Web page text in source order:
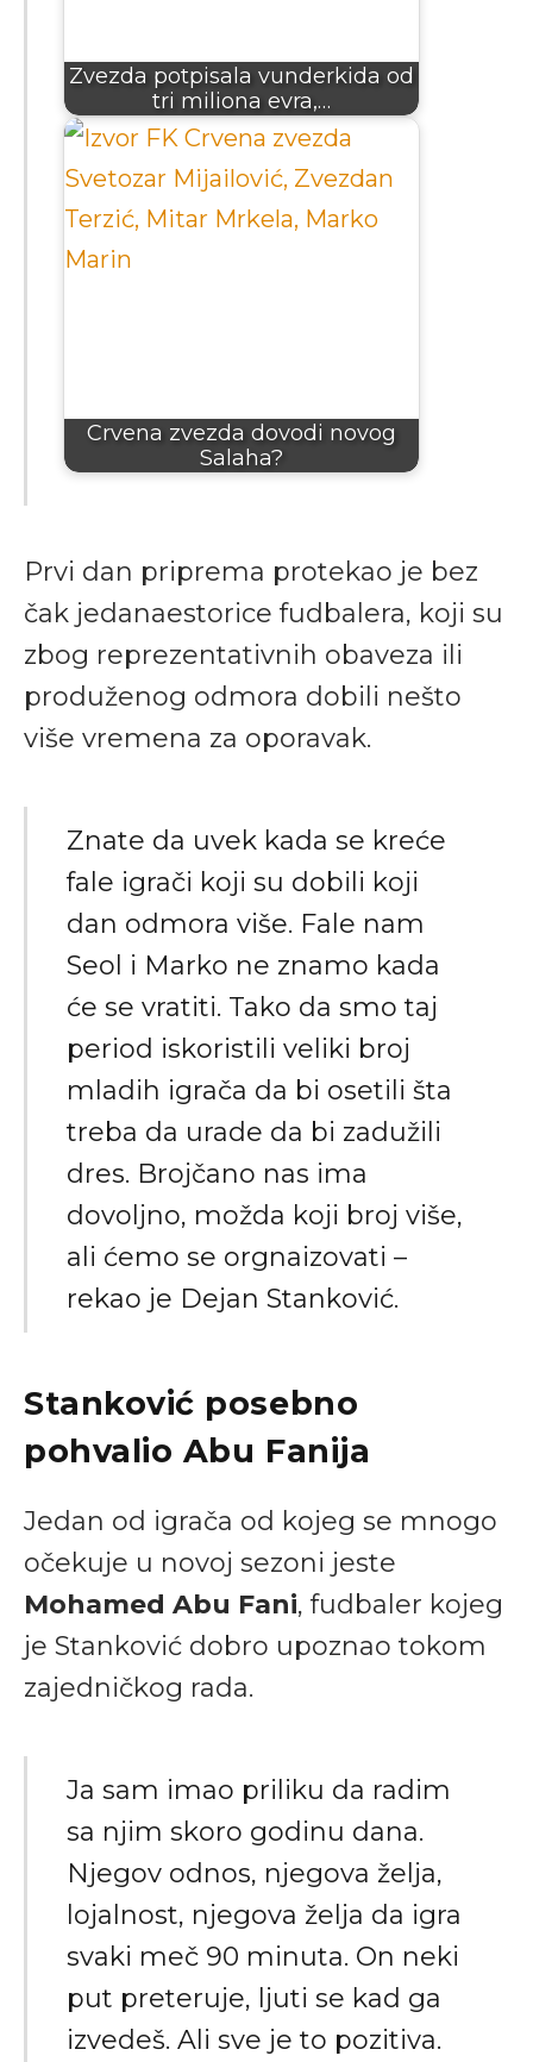
Zvezda potpisala vunderkida od
tri miliona evra,…
Crvena zvezda dovodi novog
Salaha?
Prvi dan priprema protekao je bez
čak jedanaestorice fudbalera, koji su
zbog reprezentativnih obaveza ili
produženog odmora dobili nešto
više vremena za oporavak.
Znate da uvek kada se kreće
fale igrači koji su dobili koji
dan odmora više. Fale nam
Seol i Marko ne znamo kada
će se vratiti. Tako da smo taj
period iskoristili veliki broj
mladih igrača da bi osetili šta
treba da urade da bi zadužili
dres. Brojčano nas ima
dovoljno, možda koji broj više,
ali ćemo se orgnaizovati –
rekao je Dejan Stanković.
Stanković posebno
pohvalio Abu Fanija
Jedan od igrača od kojeg se mnogo
očekuje u novoj sezoni jeste
Mohamed Abu Fani, fudbaler kojeg
je Stanković dobro upoznao tokom
zajedničkog rada.
Ja sam imao priliku da radim
sa njim skoro godinu dana.
Njegov odnos, njegova želja,
lojalnost, njegova želja da igra
svaki meč 90 minuta. On neki
put preteruje, ljuti se kad ga
izvedeš. Ali sve je to pozitiva.